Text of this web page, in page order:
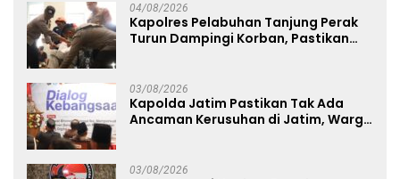
04/08/2026
Kapolres Pelabuhan Tanjung Perak
Turun Dampingi Korban, Pastikan
03/08/2026
Kapolda Jatim Pastikan Tak Ada
Ancaman Kerusuhan di Jatim, Warga
03/08/2026